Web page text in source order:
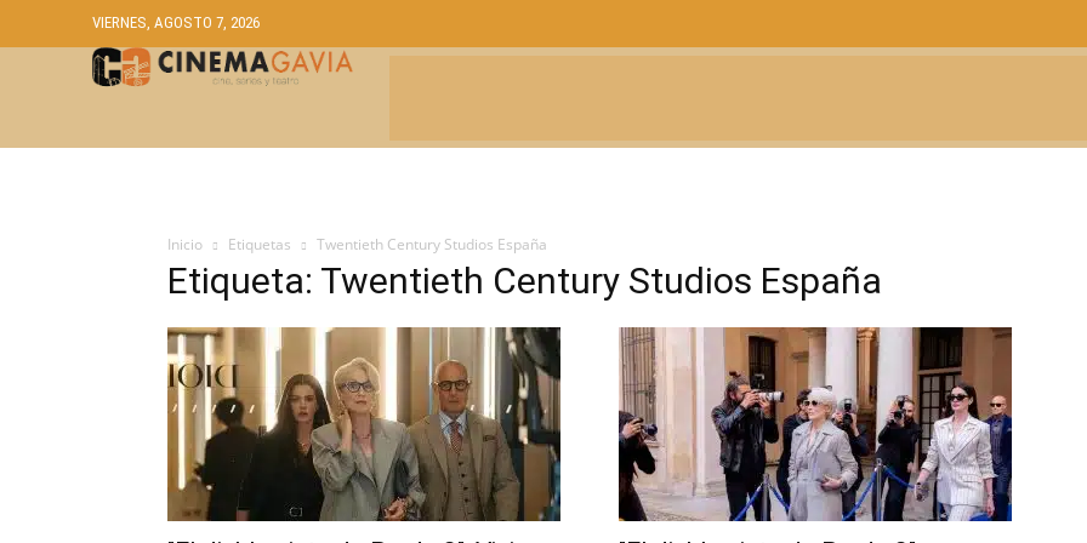
VIERNES, AGOSTO 7, 2026
Inicio Etiquetas Twentieth Century Studios España
Etiqueta: Twentieth Century Studios España